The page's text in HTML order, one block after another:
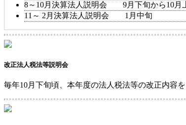
8～10月決算法人説明会 9月下旬から10月
11～ 2月決算法人説明会 1月中旬
改正法人税法等説明会
毎年10月下旬頃、本年度の法人税法等の改正内容